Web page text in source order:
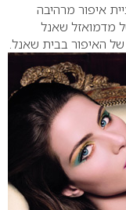
איפור מרהיבה
של מדמואזל שאנל
של האיפור בבית שאנל.